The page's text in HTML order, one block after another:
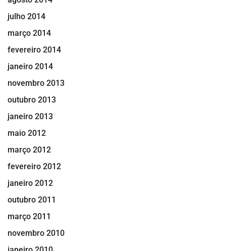
julho 2014
março 2014
fevereiro 2014
janeiro 2014
novembro 2013
outubro 2013
janeiro 2013
maio 2012
março 2012
fevereiro 2012
janeiro 2012
outubro 2011
março 2011
novembro 2010